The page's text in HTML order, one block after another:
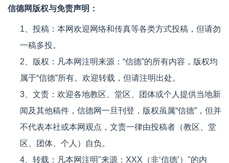
信德网版权与免责声明：
1、投稿：本网欢迎网络和传真等各类方式投稿，但请勿
一稿多投。
2、版权：凡本网注明来源：“信德”的所有内容，版权均
属于“信德”所有。欢迎转载，但请注明出处。
3、文责：欢迎各地教区、堂区、团体或个人提供当地新
闻及其他稿件，信德网一旦刊登，版权虽属“信德”，但并
不代表本社或本网观点，文责一律由投稿者（教区、堂
区、团体、个人）自负。
4、转载：凡本网注明"来源：XXX（非‘信德’）"的内